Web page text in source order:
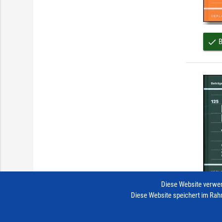
done
done
Diese Website
Diese Website speichert im